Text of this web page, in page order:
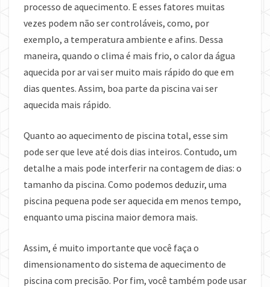
processo de aquecimento. E esses fatores muitas
vezes podem não ser controláveis, como, por
exemplo, a temperatura ambiente e afins. Dessa
maneira, quando o clima é mais frio, o calor da água
aquecida por ar vai ser muito mais rápido do que em
dias quentes. Assim, boa parte da piscina vai ser
aquecida mais rápido.
Quanto ao aquecimento de piscina total, esse sim
pode ser que leve até dois dias inteiros. Contudo, um
detalhe a mais pode interferir na contagem de dias: o
tamanho da piscina. Como podemos deduzir, uma
piscina pequena pode ser aquecida em menos tempo,
enquanto uma piscina maior demora mais.
Assim, é muito importante que você faça o
dimensionamento do sistema de aquecimento de
piscina com precisão. Por fim, você também pode usar